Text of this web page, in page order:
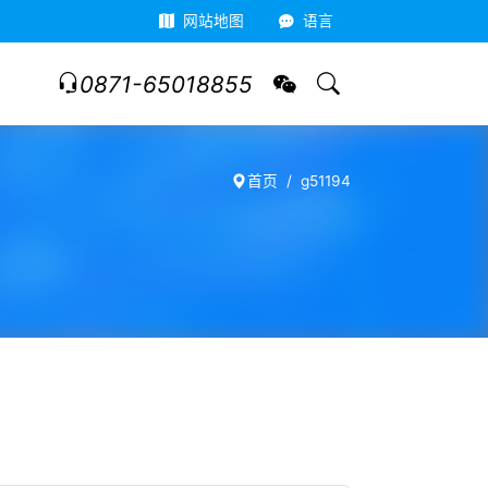
网站地图 语言
0871-65018855
首页 g51194